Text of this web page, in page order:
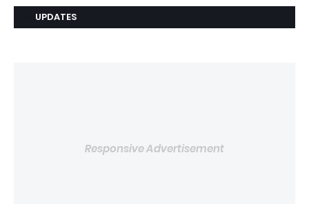
UPDATES
Responsive Advertisement